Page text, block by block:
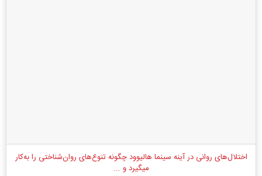
اختلال‌های روانی در آینه سینما هالیوود چگونه تنوع‌های روان‌شناختی را به‌کار
میگیرد و ...